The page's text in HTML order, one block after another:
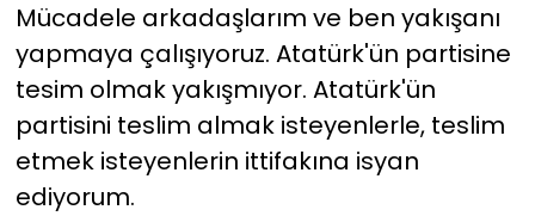
Mücadele arkadaşlarım ve ben yakışanı
yapmaya çalışıyoruz. Atatürk'ün partisine
tesim olmak yakışmıyor. Atatürk'ün
partisini teslim almak isteyenlerle, teslim
etmek isteyenlerin ittifakına isyan
ediyorum.